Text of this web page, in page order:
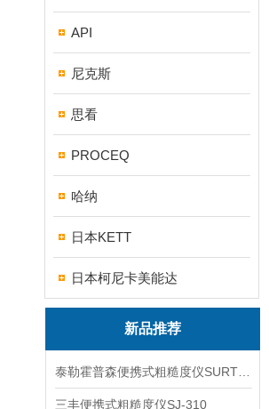
API
尼克斯
思看
PROCEQ
哈纳
日本KETT
日本柯尼卡美能达
新品推荐
三丰便携式粗糙度仪SJ-310